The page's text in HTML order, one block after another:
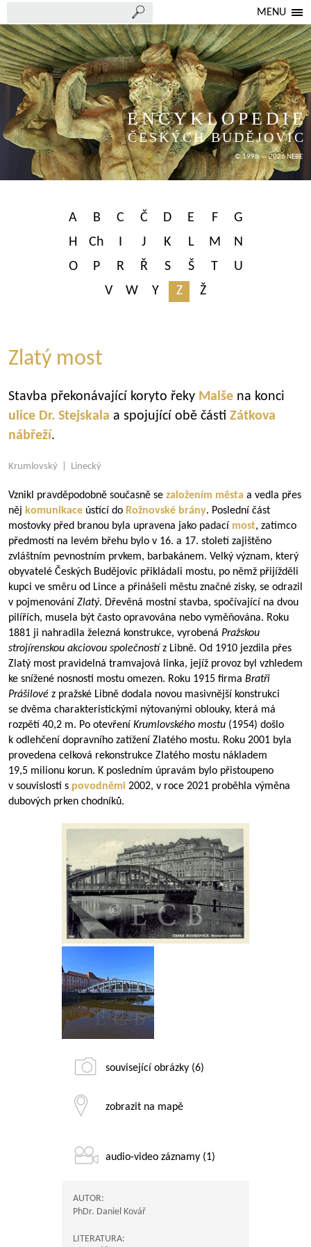
MENU
ENCYKLOPEDIE
ČESKÝCH BUDĚJOVIC
© 1998 — 2026 NEBE
A B C Č D E F
G
H
Ch I J K L M
N
O
P R Ř S Š T
U
V
W Y Z Ž
Zlatý most
Stavba překonávající koryto řeky Malše na konci
ulice Dr. Stejskala a spojující obě části Zátkova
nábřeží.
Krumlovský | Linecký
Vznikl pravděpodobně současně se založením města a vedla přes
něj komunikace ústící do Rožnovské brány. Poslední část
mostovky před branou byla upravena jako padací most, zatímco
předmostí na levém břehu bylo v 16. a 17. století zajištěno
zvláštním pevnostním prvkem, barbakánem. Velký význam, který
obyvatelé Českých Budějovic přikládali mostu, po němž přijížděli
kupci ve směru od Lince a přinášeli městu značné zisky, se odrazil
v pojmenování Zlatý. Dřevěná mostní stavba, spočívající na dvou
pilířích, musela být často opravována nebo vyměňována. Roku
1881 ji nahradila železná konstrukce, vyrobená Pražskou
strojírenskou akciovou společností z Libně. Od 1910 jezdila přes
Zlatý most pravidelná tramvajová linka, jejíž provoz byl vzhledem
ke snížené nosnosti mostu omezen. Roku 1915 firma Bratři
Prášilové z pražské Libně dodala novou masivnější konstrukci
se dvěma charakteristickými nýtovanými oblouky, která má
rozpětí 40,2 m. Po otevření Krumlovského mostu (1954) došlo
k odlehčení dopravního zatížení Zlatého mostu. Roku 2001 byla
provedena celková rekonstrukce Zlatého mostu nákladem
19,5 milionu korun. K posledním úpravám bylo přistoupeno
v souvislosti s povodněmi 2002, v roce 2021 proběhla výměna
dubových prken chodníků.
související obrázky (6)
zobrazit na mapě
audio-video záznamy (1)
AUTOR:
PhDr. Daniel Kovář
LITERATURA: